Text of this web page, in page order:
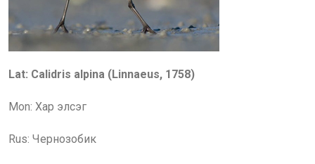
Lat: Calidris alpina (Linnaeus, 1758)
Mon: Хар элсэг
Rus: Чернозобик